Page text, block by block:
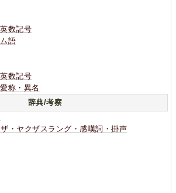
数記号
語
数記号
称・異名
辞典/考察
・ヤクザスラング・感嘆詞・掛声